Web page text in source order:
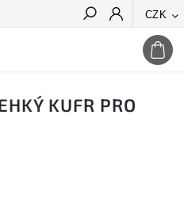
CZK
Hledat
KUFR PRO